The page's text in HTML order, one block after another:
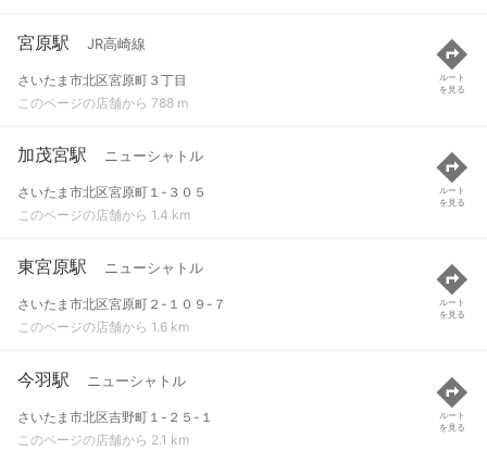
宮原駅 JR高崎線
さいたま市北区宮原町３丁目
このページの店舗から 788 m
ルート
を見る
加茂宮駅 ニューシャトル
さいたま市北区宮原町１-３０５
このページの店舗から 1.4 km
ルート
を見る
東宮原駅 ニューシャトル
さいたま市北区宮原町２-１０９-７
このページの店舗から 1.6 km
ルート
を見る
今羽駅 ニューシャトル
さいたま市北区吉野町１-２５-１
このページの店舗から 2.1 km
ルート
を見る